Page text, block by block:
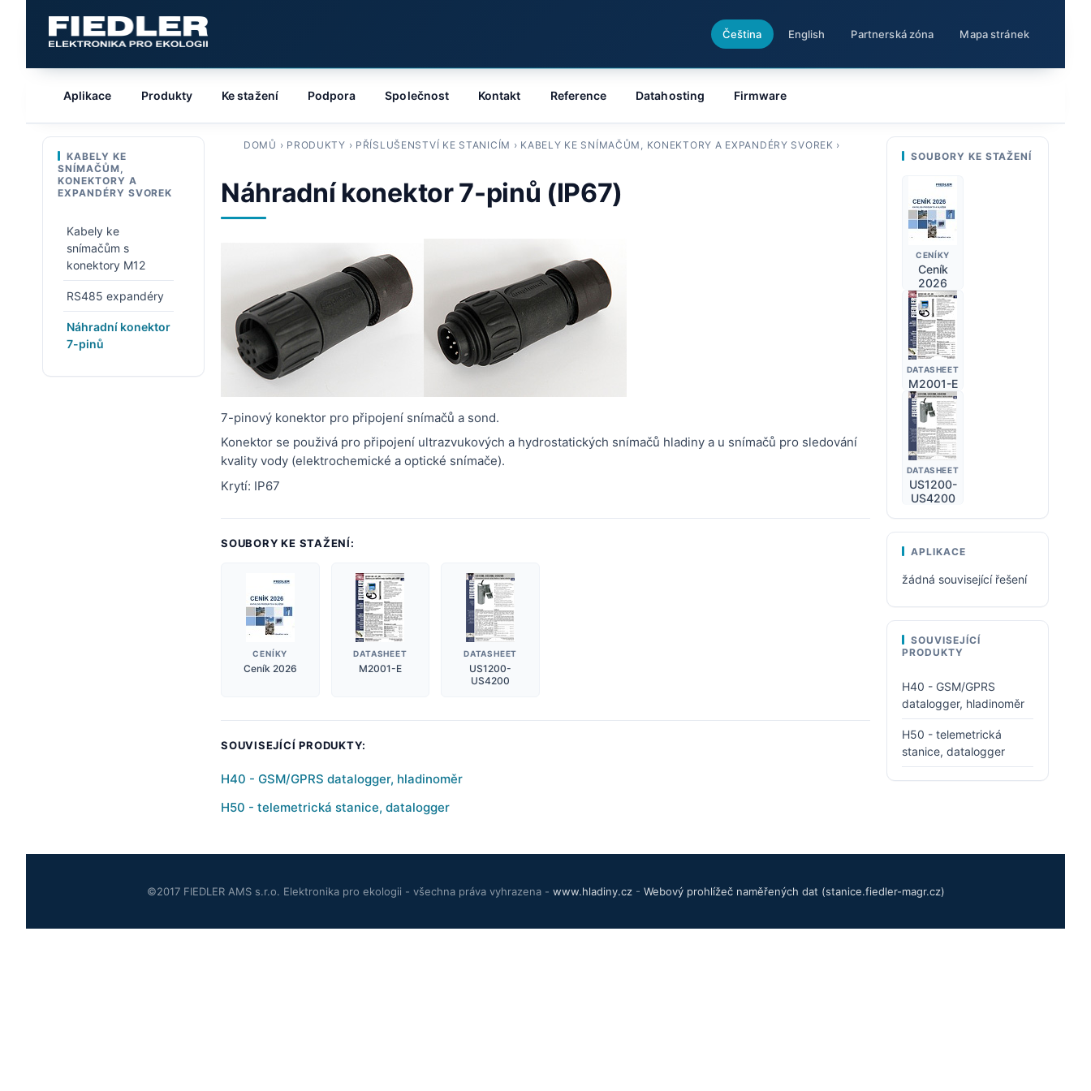
Čeština English Partnerská zóna Mapa stránek
DOMŮ › PRODUKTY › PŘÍSLUŠENSTVÍ KE STANICÍM › KABELY KE SNÍMAČŮM, KONEKTORY A EXPANDÉRY SVOREK ›
Náhradní konektor 7-pinů (IP67)
7-pinový konektor pro připojení snímačů a sond.
Konektor se použivá pro připojení ultrazvukových a hydrostatických snímačů hladiny a u snímačů pro sledování
kvality vody (elektrochemické a optické snímače).
Krytí: IP67
SOUBORY KE STAŽENÍ:
CENÍKY
Ceník 2026
DATASHEET
M2001-E
DATASHEET
US1200-
US4200
SOUVISEJÍCÍ PRODUKTY:
H40 - GSM/GPRS datalogger, hladinoměr
H50 - telemetrická stanice, datalogger
Aplikace Produkty Ke stažení Podpora Společnost Kontakt Reference Datahosting Firmware
KABELY KE
SNÍMAČŮM,
KONEKTORY A
EXPANDÉRY SVOREK
Kabely ke
snímačům s
konektory M12
RS485 expandéry
Náhradní konektor
7-pinů
SOUBORY KE STAŽENÍ
CENÍKY
Ceník
2026
DATASHEET
M2001-E
DATASHEET
US1200-
US4200
APLIKACE
žádná související řešení
SOUVISEJÍCÍ
PRODUKTY
H40 - GSM/GPRS
datalogger, hladinoměr
H50 - telemetrická
stanice, datalogger
©2017 FIEDLER AMS s.r.o. Elektronika pro ekologii - všechna práva vyhrazena - www.hladiny.cz- Webový prohlížeč naměřených dat (stanice.fiedler-magr.cz)